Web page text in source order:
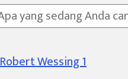
Wessing 1